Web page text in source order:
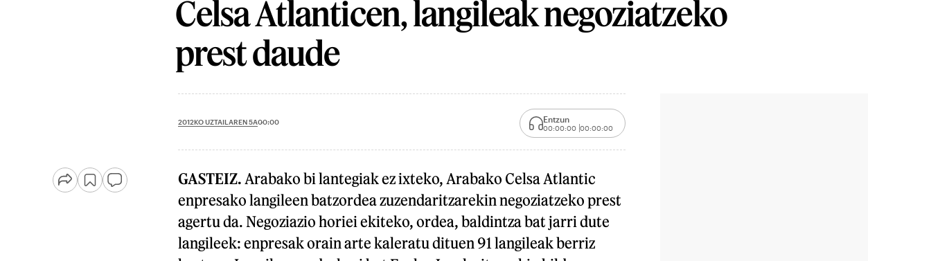
Celsa Atlanticen, langileak negoziatzeko
prest daude
2012KO UZTAILAREN 5A00:00 Entzun
00:00:00 00:00:00
GASTEIZ. Arabako bi lantegiak ez ixteko, Arabako Celsa Atlantic
enpresako langileen batzordea zuzendaritzarekin negoziatzeko prest
agertu da. Negoziazio horiei ekiteko, ordea, baldintza bat jarri dute
langileek: enpresak orain arte kaleratu dituen 91 langileak berriz